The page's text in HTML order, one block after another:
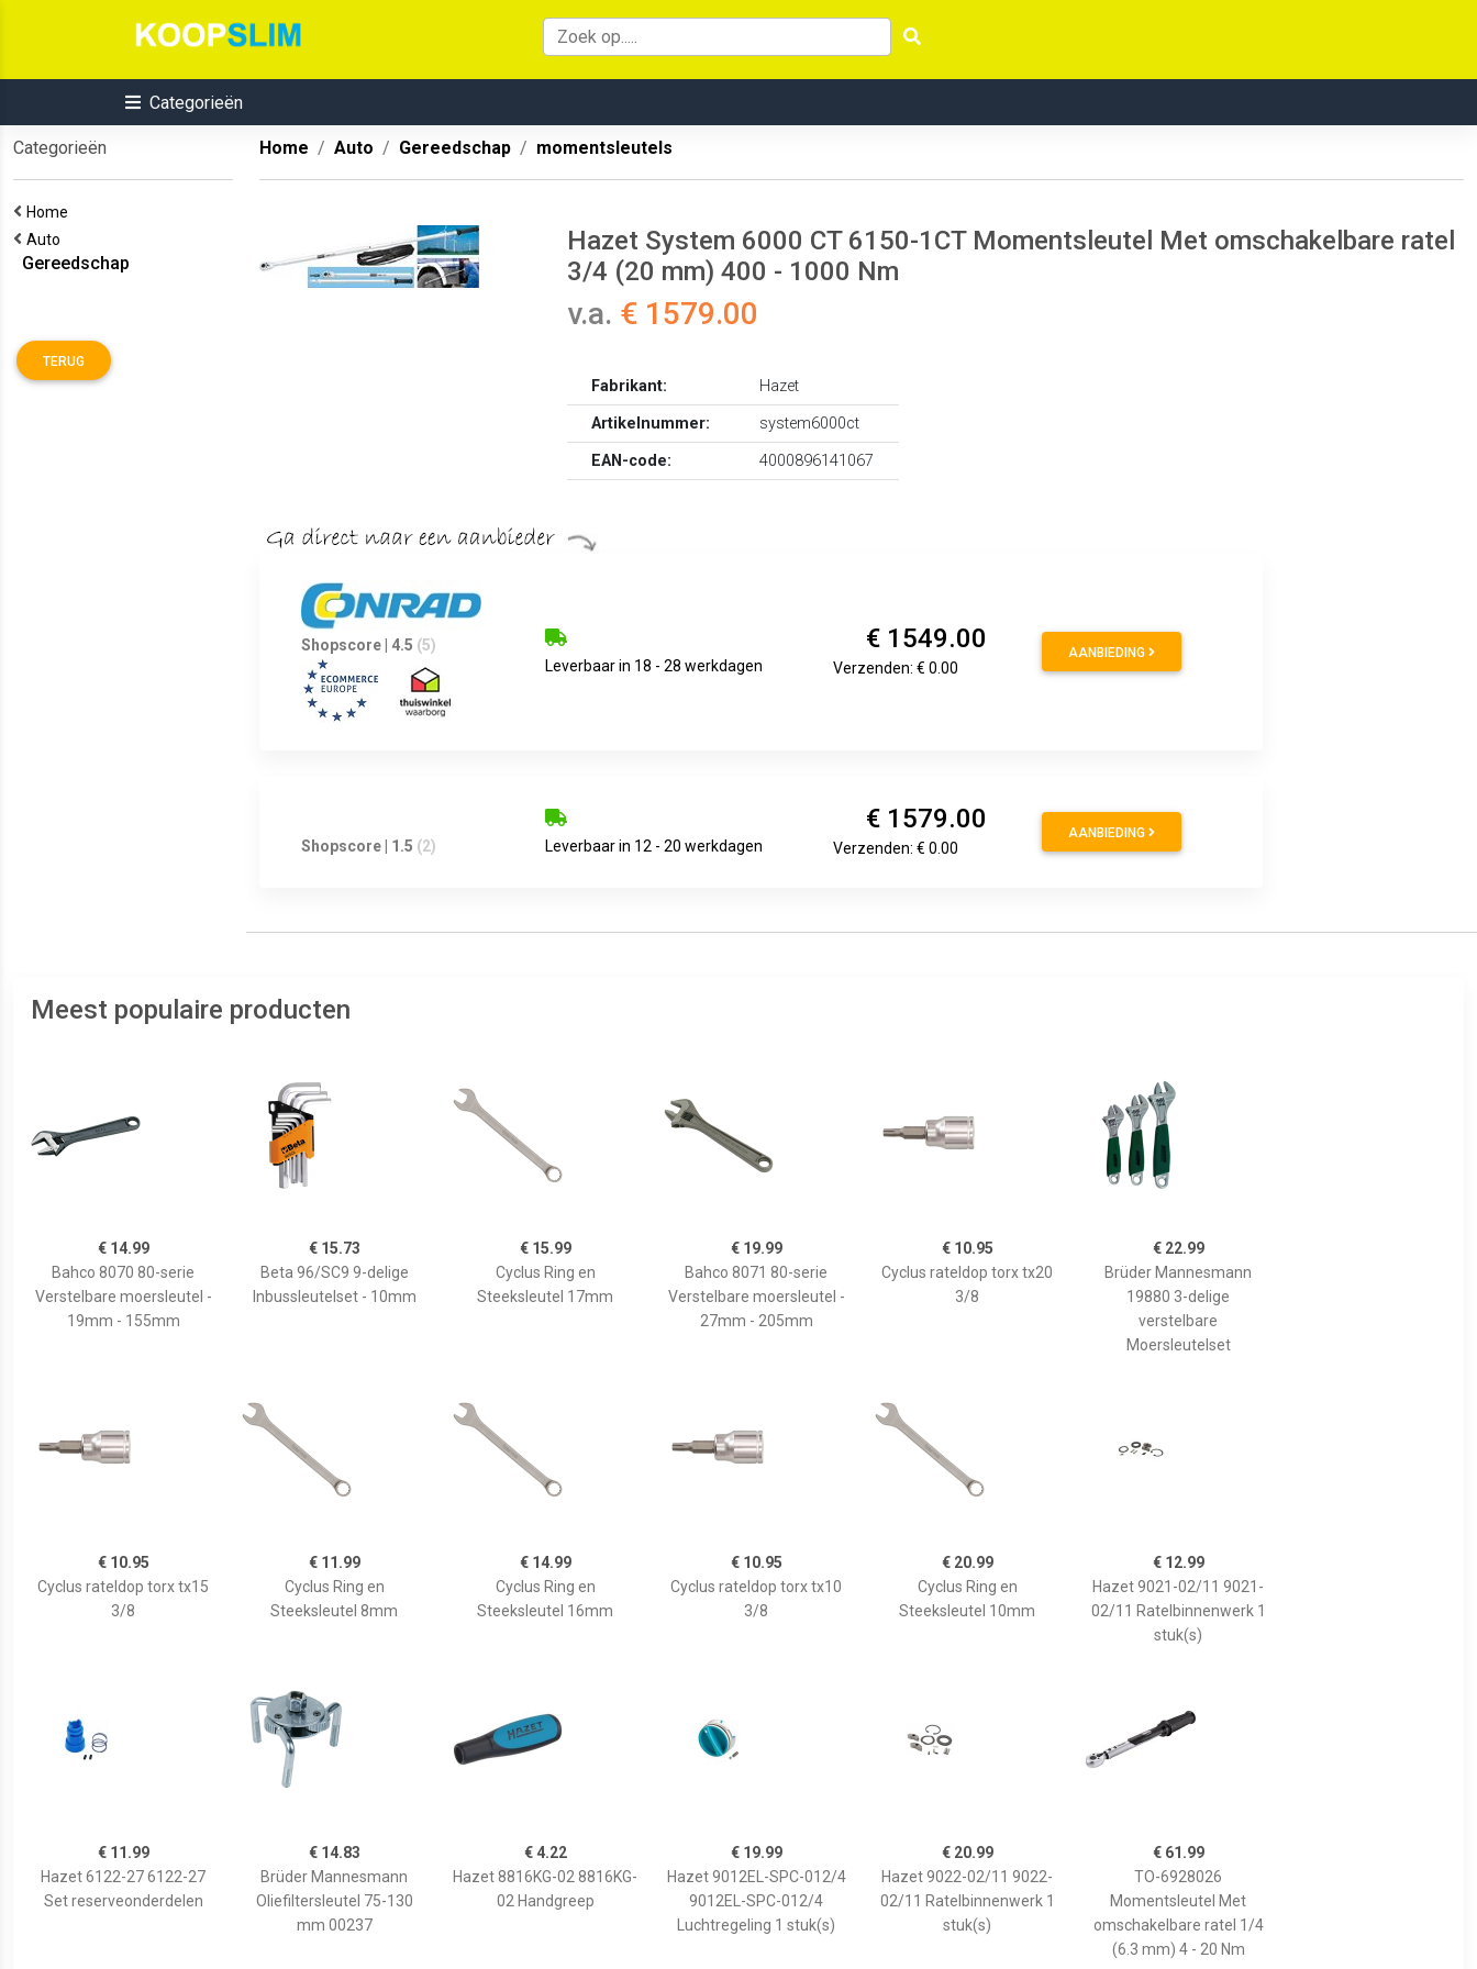
Categorieën
Categorieën
Home
Auto
Gereedschap
TERUG
Home Auto Gereedschap momentsleutels
Hazet System 6000 CT 6150-1CT Momentsleutel Met omschakelbare ratel
3/4 (20 mm) 400 - 1000 Nm
v.a. € 1579.00
Fabrikant:
Hazet
Artikelnummer:
system6000ct
EAN-code:
4000896141067
Shopscore | 4.5 (5)
Leverbaar in 18 - 28 werkdagen
€ 1549.00
Verzenden: € 0.00
AANBIEDING
Shopscore | 1.5 (2) Leverbaar in 12 - 20 werkdagen
€ 1579.00
Verzenden: € 0.00
AANBIEDING
Meest populaire producten
€ 14.99
Bahco 8070 80-serie
Verstelbare moersleutel -
19mm - 155mm
€ 15.73
Beta 96/SC9 9-delige
Inbussleutelset - 10mm
€ 15.99
Cyclus Ring en
Steeksleutel 17mm
€ 19.99
Bahco 8071 80-serie
Verstelbare moersleutel -
27mm - 205mm
€ 10.95
Cyclus rateldop torx tx20
3/8
€ 22.99
Brüder Mannesmann
19880 3-delige
verstelbare
Moersleutelset
€ 10.95
Cyclus rateldop torx tx15
3/8
€ 11.99
Cyclus Ring en
Steeksleutel 8mm
€ 14.99
Cyclus Ring en
Steeksleutel 16mm
€ 10.95
Cyclus rateldop torx tx10
3/8
€ 20.99
Cyclus Ring en
Steeksleutel 10mm
€ 12.99
Hazet 9021-02/11 9021-
02/11 Ratelbinnenwerk 1
stuk(s)
€ 11.99
Hazet 6122-27 6122-27
Set reserveonderdelen
€ 14.83
Brüder Mannesmann
Oliefiltersleutel 75-130
mm 00237
€ 4.22
Hazet 8816KG-02 8816KG-
02 Handgreep
€ 19.99
Hazet 9012EL-SPC-012/4
9012EL-SPC-012/4
Luchtregeling 1 stuk(s)
€ 20.99
Hazet 9022-02/11 9022-
02/11 Ratelbinnenwerk 1
stuk(s)
€ 61.99
TO-6928026
Momentsleutel Met
omschakelbare ratel 1/4
(6.3 mm) 4 - 20 Nm